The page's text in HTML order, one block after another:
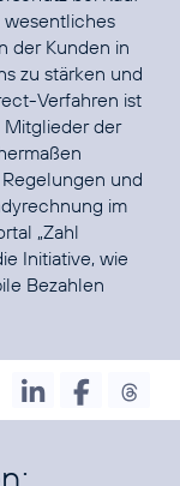
wesentliches
der Kunden in
zu stärken und
Verfahren ist
Mitglieder der
und
im
„Zahl
Initiative, wie
Bezahlen